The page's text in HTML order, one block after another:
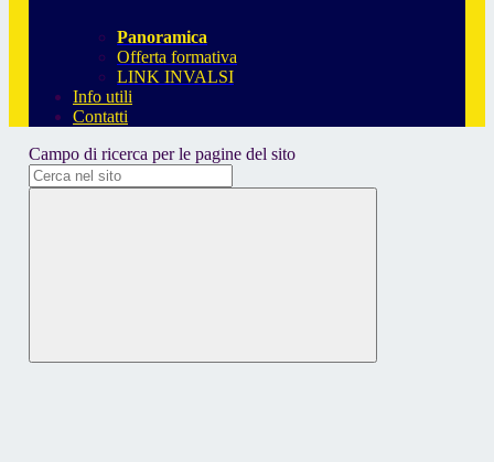
Panoramica
Offerta formativa
LINK INVALSI
Info utili
Contatti
Campo di ricerca per le pagine del sito